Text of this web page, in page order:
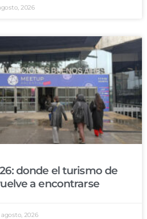
2026
donde el turismo de
a encontrarse
agosto, 2026